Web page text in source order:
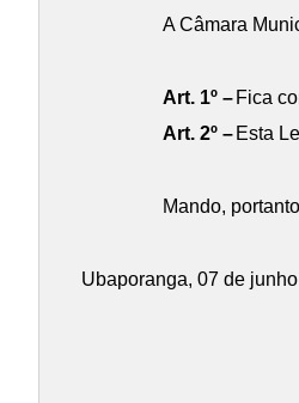
A Câmara
Art. 1º –Fica
Art. 2º –Esta
Mando,
Ubaporanga, 07 de